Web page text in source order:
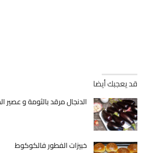
قد يعجبك أيضا
الدنجال مرقد بالثومة و عصير
خبيزات الفطور فالكوكوط